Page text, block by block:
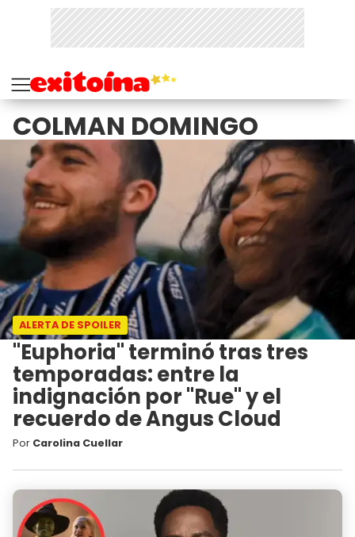
COLMAN DOMINGO
ALERTA DE SPOILER
"Euphoria" terminó tras tres
temporadas: entre la
indignación por "Rue" y el
recuerdo de Angus Cloud
Por Carolina Cuellar